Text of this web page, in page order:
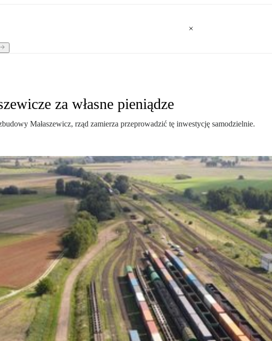
za własne pieniądze
Małaszewicz, rząd zamierza przeprowadzić tę inwestycję samodzielnie.